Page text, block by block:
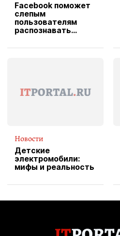
Facebook поможет
слепым
пользователям
распознавать
Новости
Детские
электромобили:
мифы и реальность